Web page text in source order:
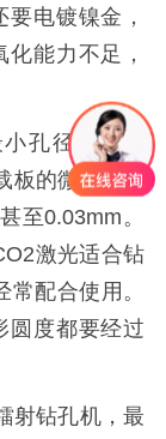
电镀镍金，
能力不足，
孔径能做到
板的微孔大量
至0.03mm。
激光适合钻
配合使用。
圆度都要经过
射钻孔机，最